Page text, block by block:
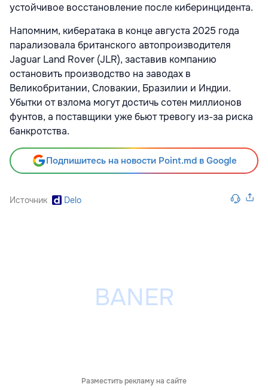
устойчивое восстановление после киберинцидента.
Напомним, кибератака в конце августа 2025 года
парализовала британского автопроизводителя
Jaguar Land Rover (JLR), заставив компанию
остановить производство на заводах в
Великобритании, Словакии, Бразилии и Индии.
Убытки от взлома могут достичь сотен миллионов
фунтов, а поставщики уже бьют тревогу из-за риска
банкротства.
Подпишитесь на новости Point.md в Google
Источник Delo
Разместить рекламу на сайте